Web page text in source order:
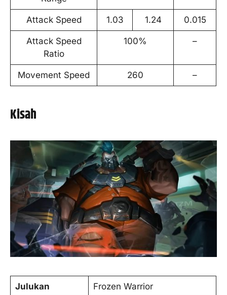
Attack Speed 1.03 1.24 0.015
Attack Speed
Ratio
100% –
Movement Speed 260 –
Kisah
Julukan Frozen Warrior